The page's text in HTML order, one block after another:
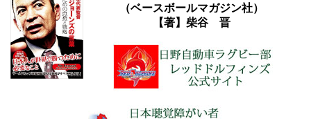
（ベースボールマガジン社）
【著】柴谷 晋